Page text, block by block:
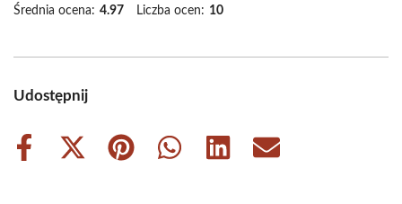
Średnia ocena: 4.97 Liczba ocen: 10
Udostępnij
Share
Share
Share
Share
Share
Share